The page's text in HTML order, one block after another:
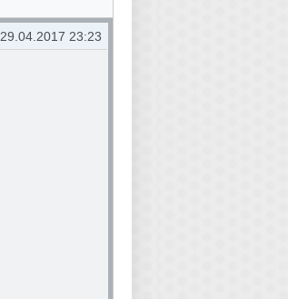
29.04.2017 23:23